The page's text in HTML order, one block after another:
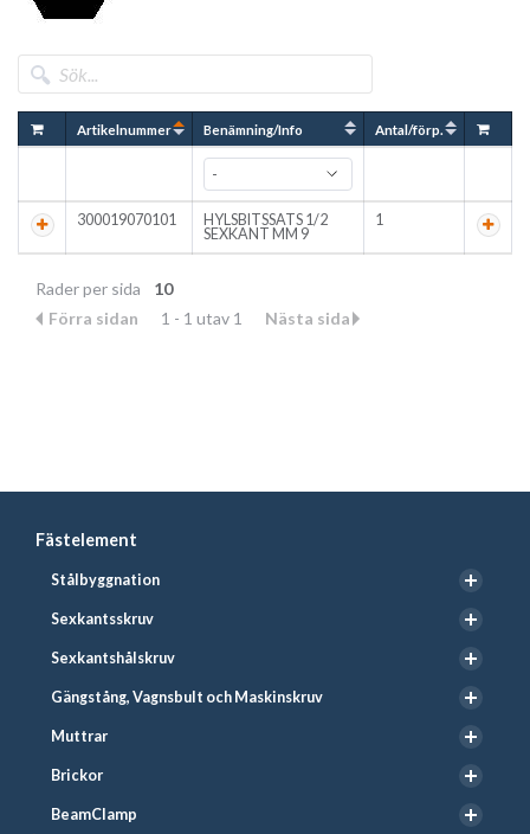
Fästelement
Stålbyggnation
Sexkantsskruv
Sexkantshålskruv
Gängstång, Vagnsbult och Maskinskruv
Muttrar
Brickor
BeamClamp
Artikelnummer Benämning/Info Antal/förp.
300019070101
HYLSBITSSATS 1/2
SEXKANT MM 9
1
Rader per sida
10
Förra sidan
1 - 1 utav 1 Nästa sida